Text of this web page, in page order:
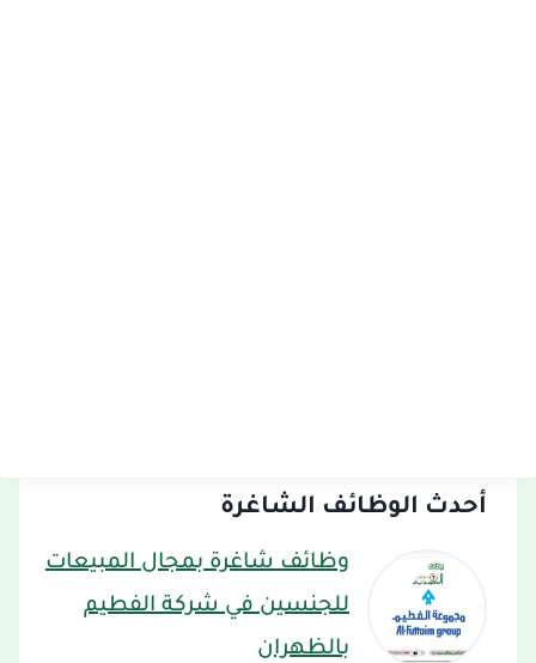
أحدث الوظائف الشاغرة
وظائف شاغرة بمجال المبيعات
للجنسين في شركة الفطيم
بالظهران